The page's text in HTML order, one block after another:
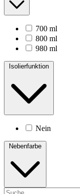
700 ml
800 ml
980 ml
Isolierfunktion
Nein
Nebenfarbe